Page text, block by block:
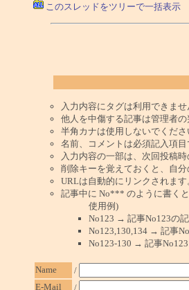
このスレッドをツリーで一括表示
入力内容にタグは利用できませ
他人を中傷する記事は管理者の
半角カナは使用しないでくださ
名前、コメントは必須記入項
入力内容の一部は、次回投稿
削除キーを覚えておくと、自分
URLは自動的にリンクされます
記事中に No*** のように書く
使用例)
No123 → 記事No123の
No123,130,134 → 記事
No123-130 → 記事
Name
/
E-Mail
/